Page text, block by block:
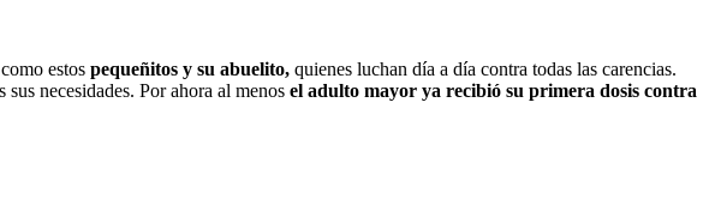
estos pequeñitos y su abuelito, quienes luchan día a día contra todas las carencias.
necesidades. Por ahora al menos el adulto mayor ya recibió su primera dosis contra